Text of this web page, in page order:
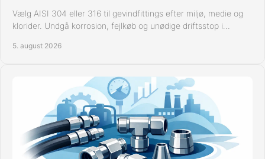
Vælg AISI 304 eller 316 til gevindfittings efter miljø, medie og
klorider. Undgå korrosion, fejlkøb og unødige driftsstop i
5. august 2026